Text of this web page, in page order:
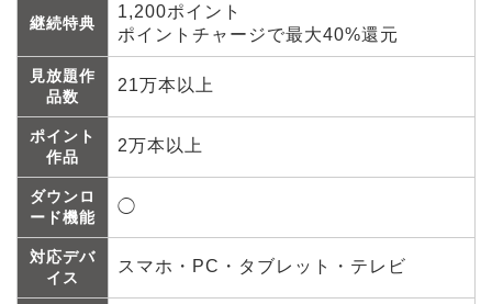
継続特典
1,200ポイント
ポイントチャージで最大40%還元
見放題作
品数
21万本以上
ポイント
作品
2万本以上
ダウンロ
ード機能
◯
対応デバ
イス
スマホ・PC・タブレット・テレビ